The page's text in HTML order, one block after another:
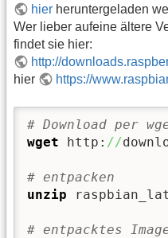
hier heruntergeladen
Wer lieber aufeine ältere
findet sie hier:
http://
hier
https://
# Download per
wget http: //
# entpacken
unzip
# entpacktes